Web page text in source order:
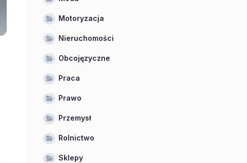
Motoryzacja
Nieruchomości
Obcojęzyczne
Praca
Prawo
Przemysł
Rolnictwo
Sklepy